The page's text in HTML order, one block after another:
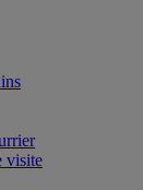
visite